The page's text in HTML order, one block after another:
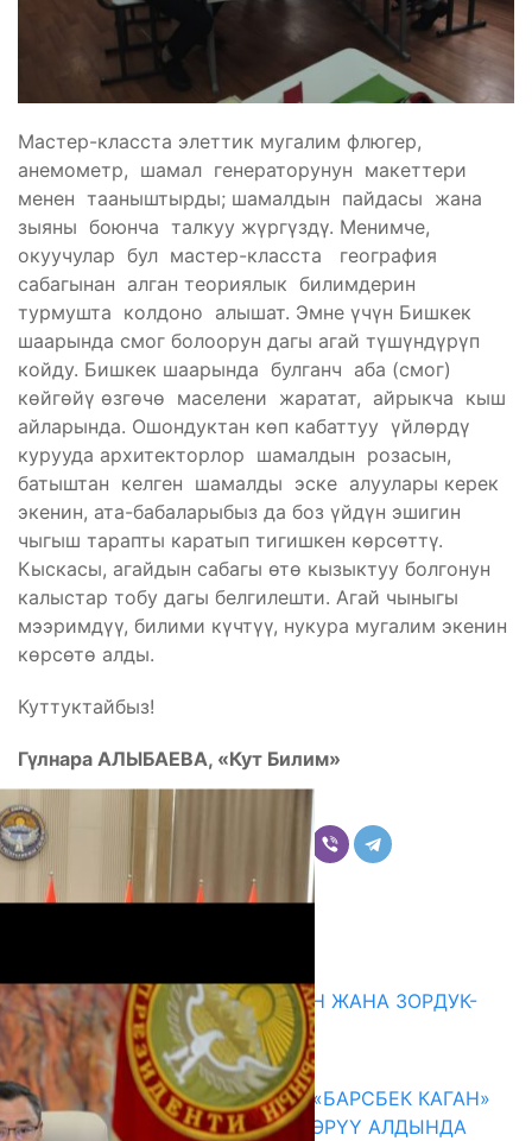
Мастер-класста элеттик мугалим флюгер,
анемометр, шамал генераторунун макеттери
менен тааныштырды; шамалдын пайдасы жана
зыяны боюнча талкуу жүргүздү. Менимче,
окуучулар бул мастер-класста география
сабагынан алган теориялык билимдерин
турмушта колдоно алышат. Эмне үчүн Бишкек
шаарында смог болоорун дагы агай түшүндүрүп
койду. Бишкек шаарында булганч аба (смог)
көйгөйү өзгөчө маселени жаратат, айрыкча кыш
айларында. Ошондуктан көп кабаттуу үйлөрдү
курууда архитекторлор шамалдын розасын,
батыштан келген шамалды эске алуулары керек
экенин, ата-бабаларыбыз да боз үйдүн эшигин
чыгыш тарапты каратып тигишкен көрсөттү.
Кыскасы, агайдын сабагы өтө кызыктуу болгонун
калыстар тобу дагы белгилешти. Агай чыныгы
мээримдүү, билими күчтүү, нукура мугалим экенин
көрсөтө алды.
Куттуктайбыз!
Гүлнара АЛЫБАЕВА, «Кут Билим»
Комментарийлер
ГЕНДЕРДИК БАСМЫРЛООДОН ЖАНА ЗОРДУК-
ЗОМБУЛУКТАН КОРГОО
07.08.2026
КЫРГЫЗ ТАРЫХЫ ТАСМАДА: «БАРСБЕК КАГАН»
КӨРКӨМ ТАСМАСЫ ЖАРЫК КӨРҮҮ АЛДЫНДА